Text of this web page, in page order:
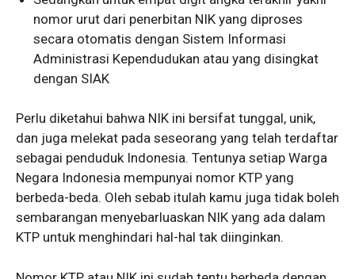
nomor urut dari penerbitan NIK yang diproses
secara otomatis dengan Sistem Informasi
Administrasi Kependudukan atau yang disingkat
dengan SIAK
Perlu diketahui bahwa NIK ini bersifat tunggal, unik,
dan juga melekat pada seseorang yang telah terdaftar
sebagai penduduk Indonesia. Tentunya setiap Warga
Negara Indonesia mempunyai nomor KTP yang
berbeda-beda. Oleh sebab itulah kamu juga tidak boleh
sembarangan menyebarluaskan NIK yang ada dalam
KTP untuk menghindari hal-hal tak diinginkan.